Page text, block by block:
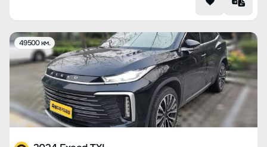
49500 км.